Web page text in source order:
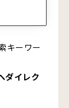
キーワー
ダイレク